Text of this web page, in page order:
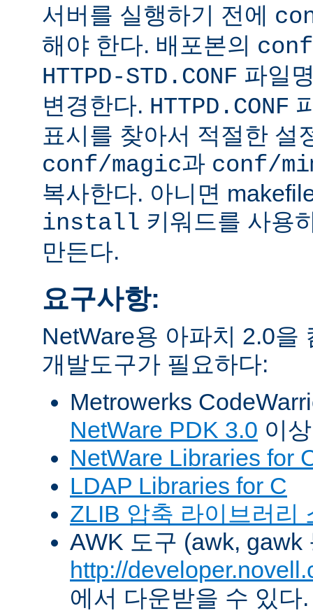
서버를 실행하기 전에
해야 한다. 배포본의 conf
HTTPD-STD.CONF 파일
변경한다. HTTPD.CONF
표시를 찾아서 적절한 설
conf/magic과 conf/
복사한다. 아니면
install 키워드를 사용
만든다.
요구사항:
NetWare용 아파치 2.0을
개발도구가 필요하다:
Metrowerks
NetWare PDK 3.0 이
NetWare Libraries for
LDAP Libraries for C
ZLIB 압축 라이브러리
AWK 도구 (awk, gawk
http://
에서 다운받을 수 있